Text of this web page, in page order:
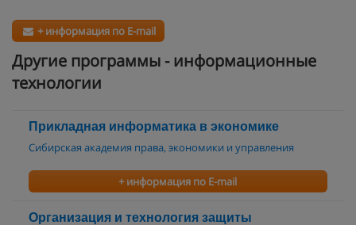
+ информация по E-mail
Другие программы - информационные
технологии
Прикладная информатика в экономике
Сибирская академия права, экономики и управления
+ информация по E-mail
Организация и технология защиты